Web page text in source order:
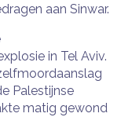
aan Sinwar.
in Tel Aviv.
Palestijnse
matig gewond